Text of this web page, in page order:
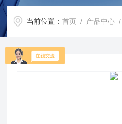
当前位置：首页 / 产品中心 /